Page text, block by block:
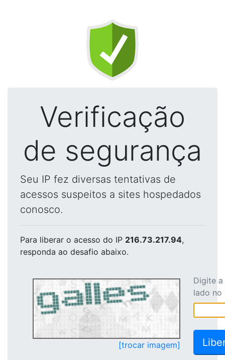
Verificação
de segurança
Seu IP fez diversas tentativas de
acessos suspeitos a sites hospedados
conosco.
Para liberar o acesso do IP 216.73.217.94,
responda ao desafio abaixo.
[trocar imagem]
Digite
lado no